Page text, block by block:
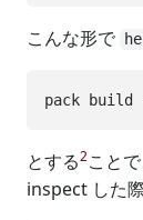
こんな形で
とする2こと
inspect した